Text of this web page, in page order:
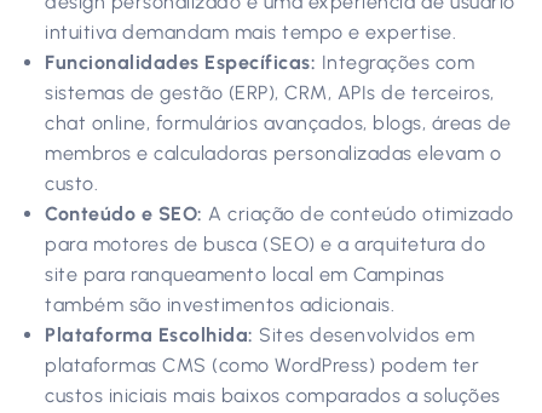
intuitiva demandam mais tempo e expertise.
Funcionalidades Específicas: Integrações com
sistemas de gestão (ERP), CRM, APIs de terceiros,
chat online, formulários avançados, blogs, áreas de
membros e calculadoras personalizadas elevam o
custo.
Conteúdo e SEO: A criação de conteúdo otimizado
para motores de busca (SEO) e a arquitetura do
site para ranqueamento local em Campinas
também são investimentos adicionais.
Plataforma Escolhida: Sites desenvolvidos em
plataformas CMS (como WordPress) podem ter
custos iniciais mais baixos comparados a soluções